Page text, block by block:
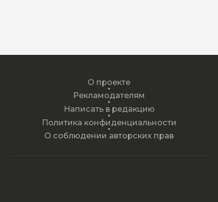
О проекте
Рекламодателям
Написать в редакцию
Политика конфиденциальности
О соблюдении авторских прав